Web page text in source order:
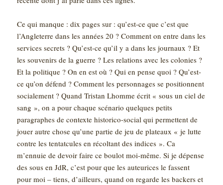
Ce qui manque : dix pages sur : qu’est-ce que c’est que
l’Angleterre dans les années 20 ? Comment on entre dans les
services secrets ? Qu’est-ce qu’il y a dans les journaux ? Et
les souvenirs de la guerre ? Les relations avec les colonies ?
Et la politique ? On en est où ? Qui en pense quoi ? Qu’est-
ce qu’on défend ? Comment les personnages se positionnent
socialement ? Quand Tristan Lhomme écrit « sous un ciel de
sang », on a pour chaque scénario quelques petits
paragraphes de contexte historico-social qui permettent de
jouer autre chose qu’une partie de jeu de plateaux « je lutte
contre les tentatcules en récoltant des indices ». Ca
m’ennuie de devoir faire ce boulot moi-même. Si je dépense
des sous en JdR, c’est pour que les auteurices le fassent
pour moi – tiens, d’ailleurs, quand on regarde les backers et